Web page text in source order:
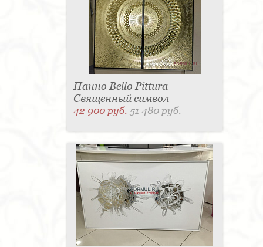
Панно Bello Pittura
Священный символ
42 900 руб.51 480 руб.